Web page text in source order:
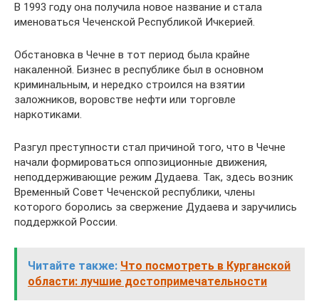
В 1993 году она получила новое название и стала
именоваться Чеченской Республикой Ичкерией.
Обстановка в Чечне в тот период была крайне
накаленной. Бизнес в республике был в основном
криминальным, и нередко строился на взятии
заложников, воровстве нефти или торговле
наркотиками.
Разгул преступности стал причиной того, что в Чечне
начали формироваться оппозиционные движения,
неподдерживающие режим Дудаева. Так, здесь возник
Временный Совет Чеченской республики, члены
которого боролись за свержение Дудаева и заручились
поддержкой России.
Читайте также: Что посмотреть в Курганской
области: лучшие достопримечательности